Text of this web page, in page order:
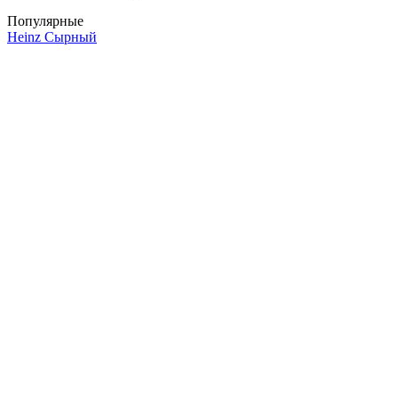
Популярные
Heinz Сырный